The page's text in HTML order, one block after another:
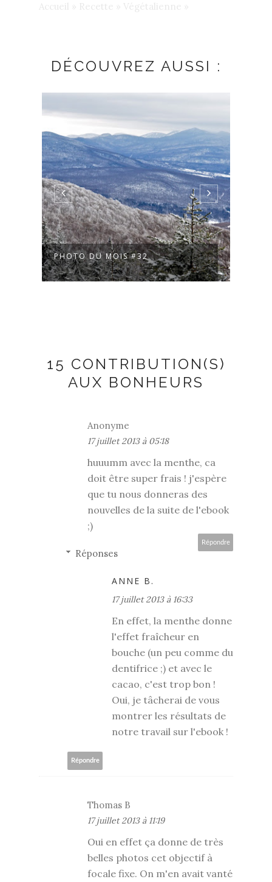
DÉCOUVREZ AUSSI :
PHOTO DU MOIS #32
15 CONTRIBUTION(S)
AUX BONHEURS
Anonyme
17 juillet 2013 à 05:18
huuumm avec la menthe, ca
doit être super frais ! j'espère
que tu nous donneras des
nouvelles de la suite de l'ebook
;)
Répondre
Réponses
ANNE B.
17 juillet 2013 à 16:33
En effet, la menthe donne
l'effet fraîcheur en
bouche (un peu comme du
dentifrice ;) et avec le
cacao, c'est trop bon !
Oui, je tâcherai de vous
montrer les résultats de
notre travail sur l'ebook !
Répondre
Thomas B
17 juillet 2013 à 11:19
Oui en effet ça donne de très
belles photos cet objectif à
focale fixe. On m'en avait vanté